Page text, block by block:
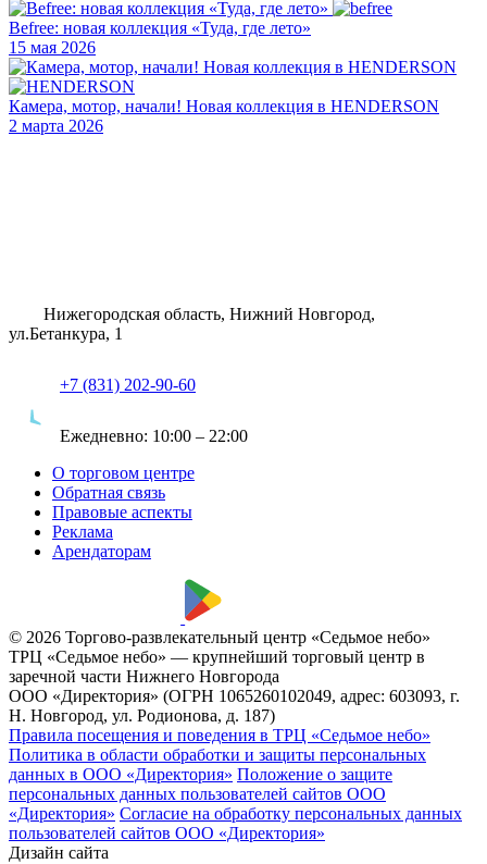
Befree: новая коллекция «Туда, где лето»
15 мая 2026
Камера, мотор, начали! Новая коллекция в HENDERSON
2 марта 2026
Нижегородская область, Нижний Новгород,
ул.Бетанкура, 1
+7 (831) 202-90-60
Ежедневно: 10:00 – 22:00
О торговом центре
Обратная связь
Правовые аспекты
Реклама
Арендаторам
© 2026 Торгово-развлекательный центр «Седьмое небо»
ТРЦ «Седьмое небо» — крупнейший торговый центр в
заречной части Нижнего Новгорода
ООО «Директория» (ОГРН 1065260102049, адрес: 603093, г.
Н. Новгород, ул. Родионова, д. 187)
Правила посещения и поведения в ТРЦ «Седьмое небо»
Политика в области обработки и защиты персональных
данных в ООО «Директория» Положение о защите
персональных данных пользователей сайтов ООО
«Директория» Согласие на обработку персональных данных
пользователей сайтов ООО «Директория»
Дизайн сайта